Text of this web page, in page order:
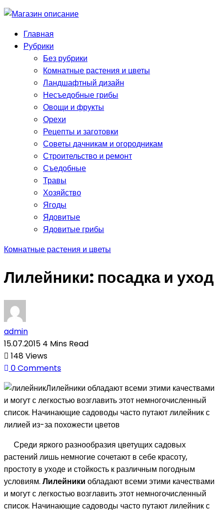
Главная
Рубрики
Без рубрики
Комнатные растения и цветы
Ландшафтный дизайн
Несъедобные грибы
Овощи и фрукты
Орехи
Рецепты и заготовки
Советы дачникам и огородникам
Строительство и ремонт
Съедобные
Травы
Хозяйство
Ягоды
Ядовитые
Ядовитые грибы
Комнатные растения и цветы
Лилейники: посадка и уход
admin
15.07.2015 4 Mins Read
148Views
0Comments
Лилейники обладают всеми этими качествами
и могут с легкостью возглавить этот немногочисленный
список. Начинающие садоводы часто путают лилейник с
лилией из-за похожести цветов
Среди яркого разнообразия цветущих садовых
растений лишь немногие сочетают в себе красоту,
простоту в уходе и стойкость к различным погодным
условиям. Лилейники обладают всеми этими качествами
и могут с легкостью возглавить этот немногочисленный
список. Начинающие садоводы часто путают лилейник с